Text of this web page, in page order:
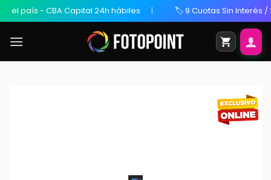
país - CBA Capital 24h hábiles 🏷️ 9 Cuotas Sin Interés /